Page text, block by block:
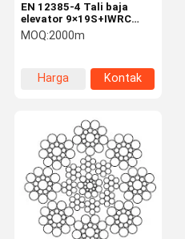
Kontrol
Hubungi
Minta
Kutipan
EN 12385-4 Tali baja
elevator 9×19S+IWRC
8mm diameter nominal
MOQ:2000m
Harga
Kontak